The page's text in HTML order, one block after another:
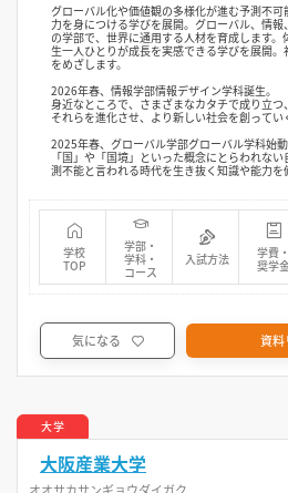
グローバル化や価値観の多様化が進む予測不
力を身につける学びを展開。グローバル、情
の学部で、世界に通用する人材を育成します
生一人ひとりが成長を実感できる学びを展開
をめざします。
2026年春、情報学部情報デザイン学科誕生。
身近なところで、さまざまなカタチで成り立つ
それらを進化させ、より新しい社会を創ってい
2025年春、グローバル学部グローバル学科始動
「国」や「国境」といった概念にとらわれな
測不能と言われる時代を生き抜く知識や能力
学校
TOP
学部・
学科・
コース
入試方法
学費・
奨学
気になる 資料
大学
大阪産業大学